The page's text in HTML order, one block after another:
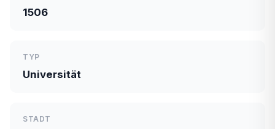
1506
TYP
Universität
STADT